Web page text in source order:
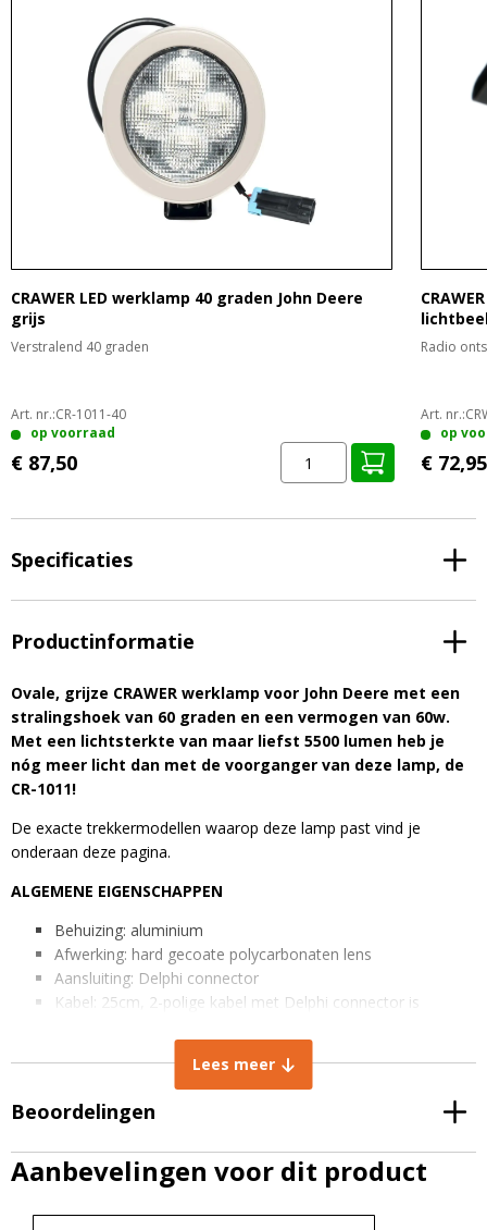
CRAWER LED werklamp 40 graden John Deere
grijs
Verstralend 40 graden
Art. nr.:CR-1011-40
op voorraad
€ 87,50
Radio
Art. nr.:
op
€ 72,95
Specificaties
Productinformatie
Ovale, grijze CRAWER werklamp voor John Deere met een
stralingshoek van 60 graden en een vermogen van 60w.
Met een lichtsterkte van maar liefst 5500 lumen heb je
nóg meer licht dan met de voorganger van deze lamp, de
CR-1011!
De exacte trekkermodellen waarop deze lamp past vind je
onderaan deze pagina.
ALGEMENE EIGENSCHAPPEN
Behuizing: aluminium
Afwerking: hard gecoate polycarbonaten lens
Aansluiting: Delphi connector
Kabel: 25cm, 2-polige kabel met Delphi connector is
Stralingshoek: breedstralend 60 graden
EMC Radio ontstoord: CISPR Klasse 4
TECHNISCHE EIGENSCHAPPEN
Lees meer
Beoordelingen
Aanbevelingen voor dit product